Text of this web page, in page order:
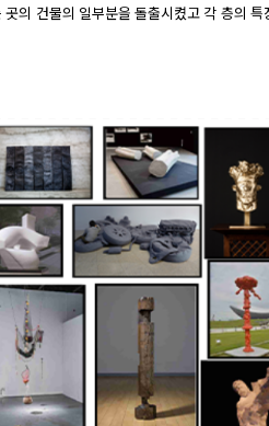
의 건물의 일부분을 돌출시켰고 각 층의